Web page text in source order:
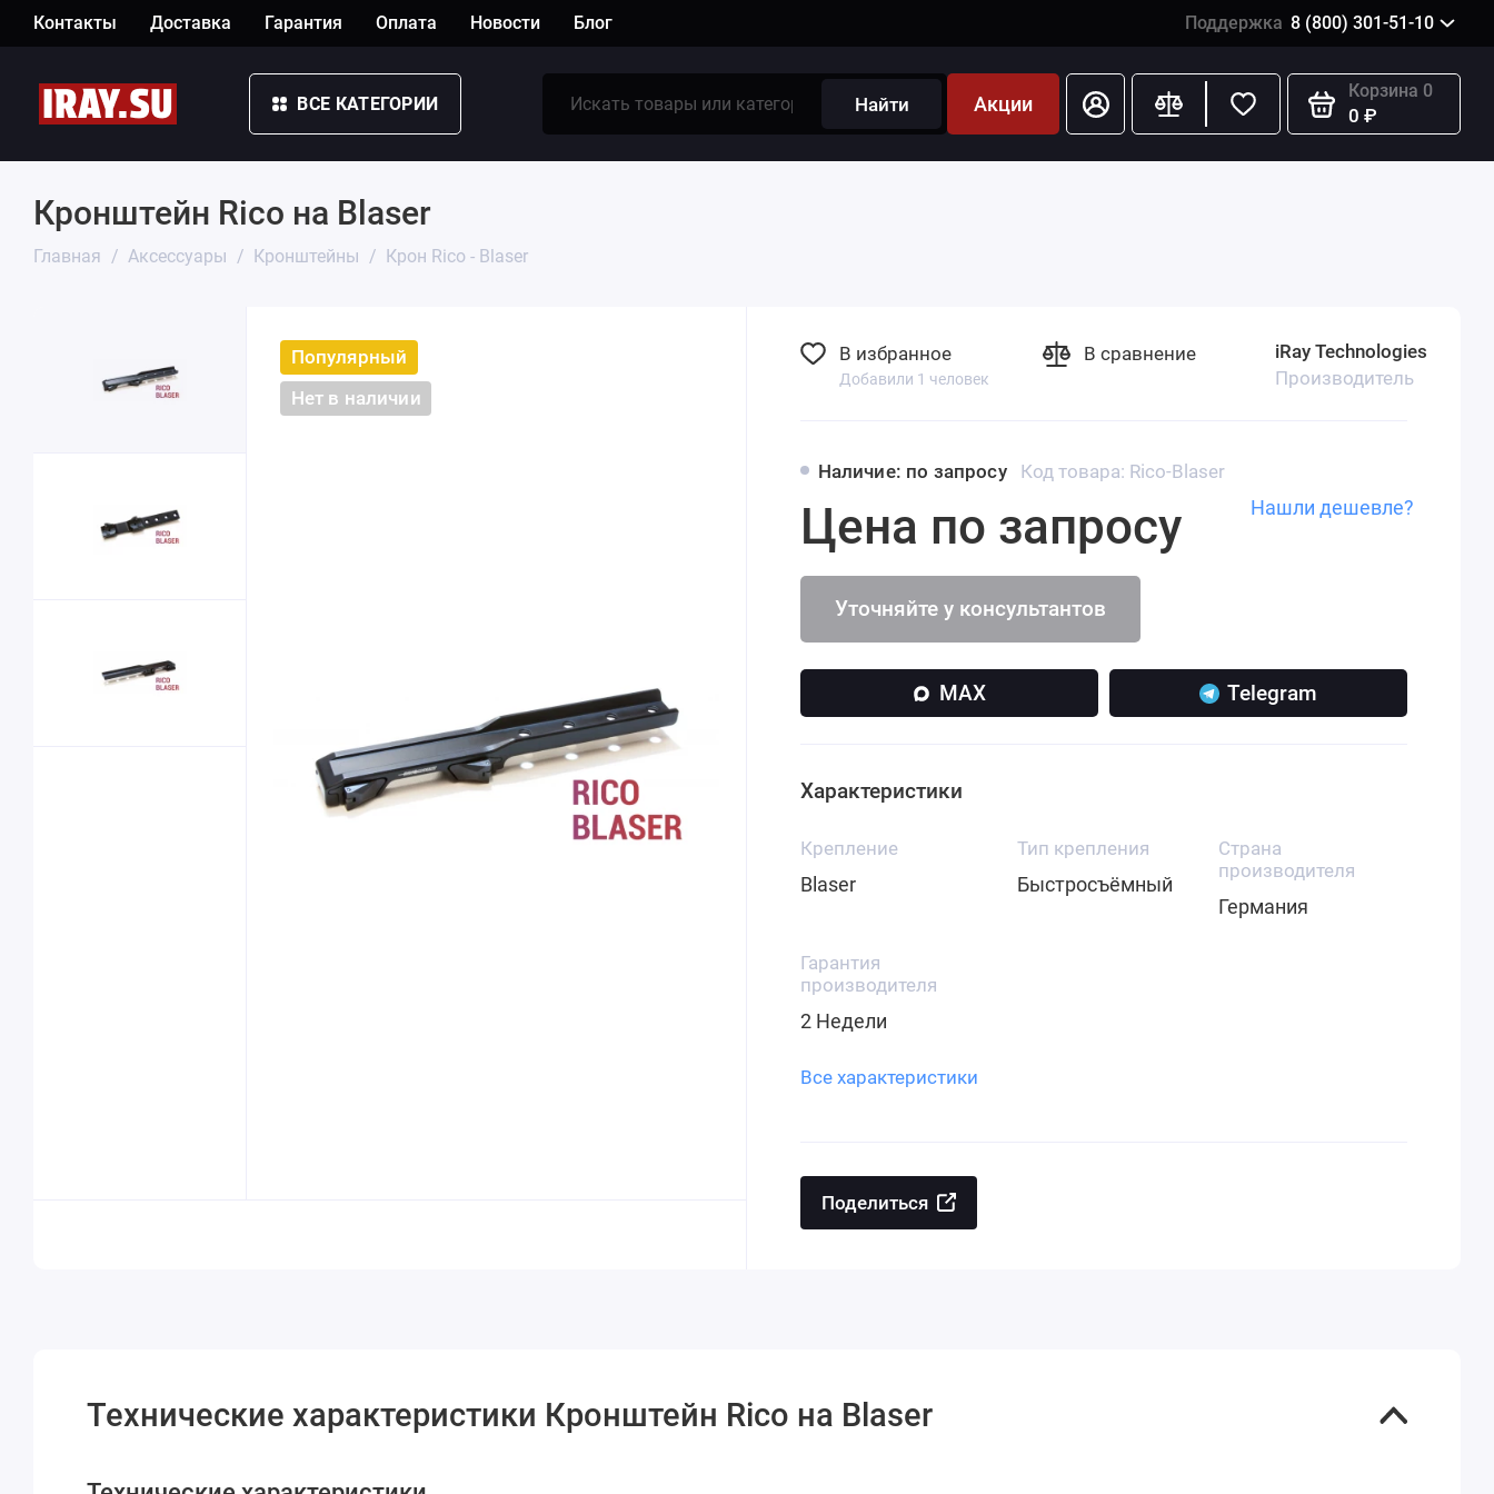
Контакты Доставка Гарантия Оплата Новости Блог Поддержка 8 (800) 301-51-10
ВСЕ КАТЕГОРИИ Найти Акции
Корзина 0
0 ₽
Кронштейн Rico на Blaser
Главная Аксессуары Кронштейны Крон Rico - Blaser
Популярный
Нет в наличии
Наличие: по запросу Код товара: Rico-Blaser
iRay Technologies
Производитель
Цена по запросу
Уточняйте у консультантов
Нашли дешевле?
MAX Telegram
В избранное
Добавили 1 человек
В сравнение
Характеристики
Крепление
Blaser
Тип крепления
Быстросъёмный
Страна
производителя
Германия
Гарантия
производителя
2 Недели
Все характеристики
Поделиться
Технические характеристики Кронштейн Rico на Blaser